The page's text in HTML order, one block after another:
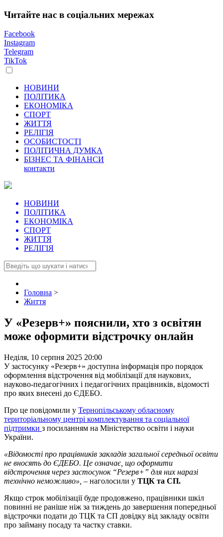
Читайте нас в соціальних мережах
Facebook
Instagram
Telegram
TikTok
НОВИНИ
ПОЛІТИКА
ЕКОНОМІКА
СПОРТ
ЖИТТЯ
РЕЛІГІЯ
ОСОБИСТОСТІ
ПОЛІТИЧНА ДУМКА
БІЗНЕС ТА ФІНАНСИ
контакти
НОВИНИ
ПОЛІТИКА
ЕКОНОМІКА
СПОРТ
ЖИТТЯ
РЕЛІГІЯ
Головна >
Життя
У «Резерв+» пояснили, хто з освітян
може оформити відстрочку онлайн
Неділя, 10 серпня 2025 20:00
У застосунку «Резерв+» доступна інформація про порядок
оформлення відстрочення від мобілізації для наукових,
науково-педагогічних і педагогічних працівників, відомості
про яких внесені до ЄДЕБО.
Про це повідомили у Тернопільському обласному
територіальному центрі комплектування та соціальної
підтримки з посиланням на Міністерство освіти і науки
України.
«Відомості про працівників закладів загальної середньої освіти
не вносять до ЄДЕБО. Це означає, що оформити
відстрочення через застосунок “Резерв+” для них наразі
технічно неможливо», – наголосили у ТЦК та СП.
Якщо строк мобілізації буде продовжено, працівники шкіл
повинні не раніше ніж за тиждень до завершення попередньої
відстрочки подати до ТЦК та СП довідку від закладу освіти
про займану посаду та частку ставки.